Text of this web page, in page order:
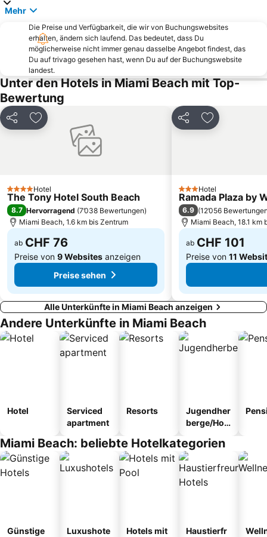
Miami Beach Convention Center
Brickell Avenue
The Paris Apartment
Miami Beach Marina
Bay Cruise Evening
Bayfront Park
Ultra Music Festival
Dadeland Mall
Alvin's Island - Tropical Department Stores
7 For All Mankind
Lummus Park
The Groove Cruise
Freedom Tower
Mehr
Die Preise und Verfügbarkeit, die wir von Buchungswebsites
erhalten, ändern sich laufend. Das bedeutet, dass Du
möglicherweise nicht immer genau dasselbe Angebot findest, das
Du auf trivago gesehen hast, wenn Du auf der Buchungswebsite
landest.
Unter den Hotels in Miami Beach mit Top-
Bewertung
Teilen Zu Favoriten hinzufügen
4 SterneHotel
The Tony Hotel South Beach
8.7 Hervorragend (7’038 Bewertungen)
Miami Beach, 1.6 km bis Zentrum
ab CHF 76
Preise von 9 Websites anzeigen
Preise sehen
Teilen Zu Favoriten
3 Sterne
Hotel
Ramada Plaza by
6.9 (12’056
Miami Beach, 18.1 km
ab CHF 101
Preise von 11
Alle Unterkünfte in Miami Beach anzeigen
Andere Unterkünfte in Miami Beach
Hotel
Serviced
apartment
Resorts
Jugendher
berge/Hos
Miami Beach: beliebte Hotelkategorien
Günstige
Luxushote
Hotels mit
Haustierfr